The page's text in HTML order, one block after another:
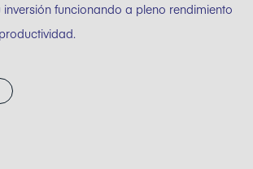
funcionando a pleno rendimiento